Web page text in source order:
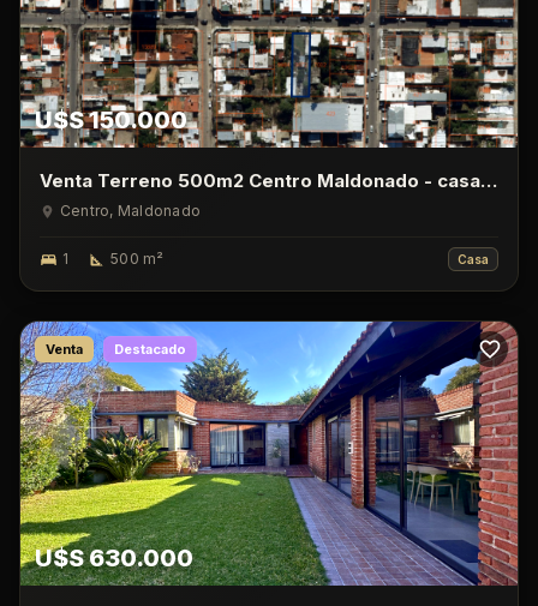
U$S 150.000
Venta Terreno 500m2 Centro Maldonado - casa
de 1 Dormitorio
Centro, Maldonado
1 500 m² Casa
Venta Destacado
U$S 630.000